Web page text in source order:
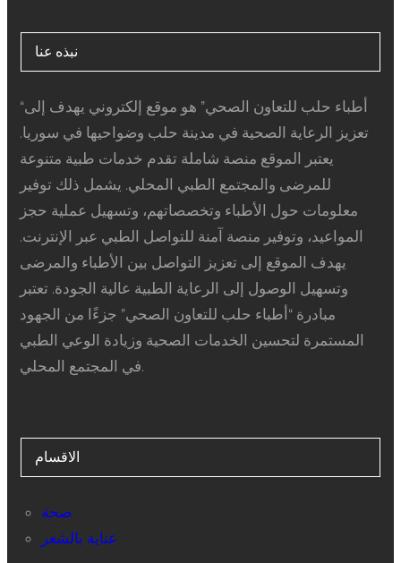
نبذه عنا
“أطباء حلب للتعاون الصحي” هو موقع إلكتروني يهدف إلى
تعزيز الرعاية الصحية في مدينة حلب وضواحيها في سوريا.
يعتبر الموقع منصة شاملة تقدم خدمات طبية متنوعة
للمرضى والمجتمع الطبي المحلي. يشمل ذلك توفير
معلومات حول الأطباء وتخصصاتهم، وتسهيل عملية حجز
المواعيد، وتوفير منصة آمنة للتواصل الطبي عبر الإنترنت.
يهدف الموقع إلى تعزيز التواصل بين الأطباء والمرضى
وتسهيل الوصول إلى الرعاية الطبية عالية الجودة. تعتبر
مبادرة “أطباء حلب للتعاون الصحي” جزءًا من الجهود
المستمرة لتحسين الخدمات الصحية وزيادة الوعي الطبي
في المجتمع المحلي.
الاقسام
صحة
عناية بالشعر